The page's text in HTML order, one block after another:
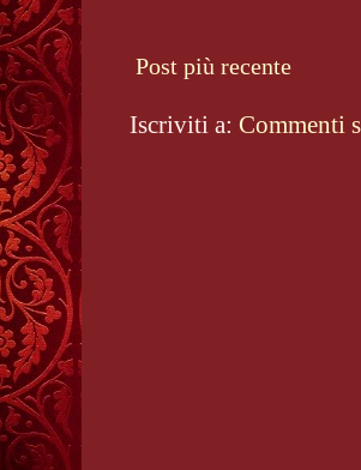
Post più recente
Iscriviti a: Commenti